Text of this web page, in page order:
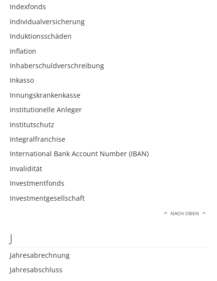
Indexfonds
Individualversicherung
Induktionsschäden
Inflation
Inhaberschuldverschreibung
Inkasso
Innungskrankenkasse
Institutionelle Anleger
Institutschutz
Integralfranchise
International Bank Account Number (IBAN)
Invalidität
Investmentfonds
Investmentgesellschaft
NACH OBEN
J
Jahresabrechnung
Jahresabschluss